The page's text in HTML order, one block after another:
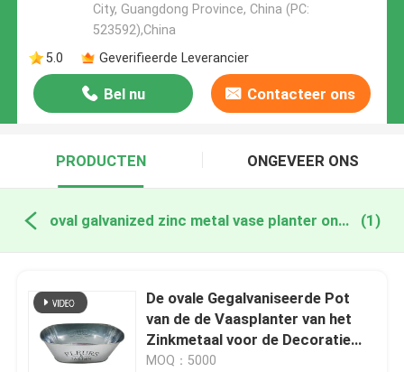
City, Guangdong Province, China (PC:
523592),China
5.0
Geverifieerde Leverancier
Bel nu Contacteer ons
PRODUCTEN ONGEVEER ONS
oval galvanized zinc metal vase planter online fabricage (1)
De ovale Gegalvaniseerde Pot
van de de Vaasplanter van het
Zinkmetaal voor de Decoratie
van de Bloementuin
MOQ：5000